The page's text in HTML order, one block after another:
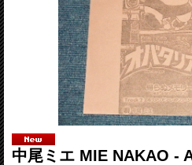
中尾ミエ MIE NAKAO -